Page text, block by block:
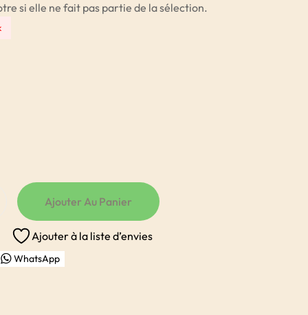
si elle ne fait pas partie de la sélection.
Ajouter Au Panier
Ajouter à la liste d’envies
WhatsApp